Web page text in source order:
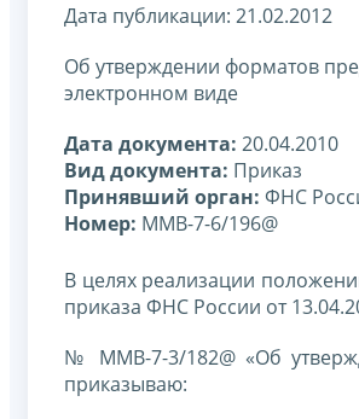
Дата публикации: 21.02.2012
Об утверждении форматов
электронном виде
Дата документа: 20.04.2010
Вид документа: Приказ
Принявший орган: ФНС
Номер: ММВ-7-6/196@
В целях реализации
приказа ФНС России от
№ ММВ-7-3/182@ «Об
приказываю: